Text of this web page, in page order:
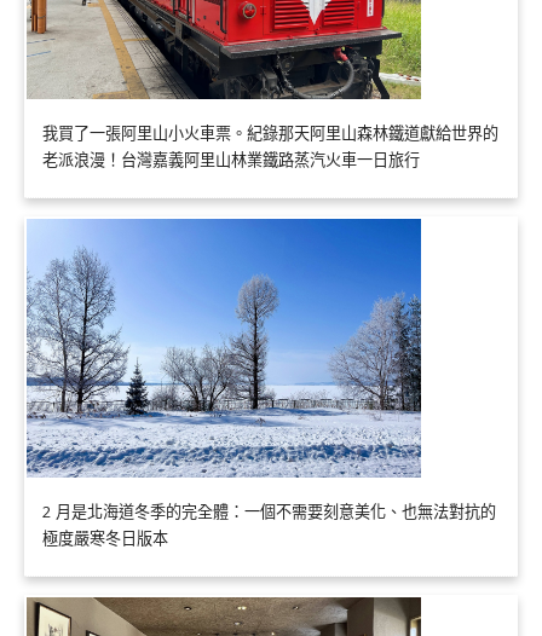
我買了一張阿里山小火車票。紀錄那天阿里山森林鐵道獻給世界的
老派浪漫！台灣嘉義阿里山林業鐵路蒸汽火車一日旅行
2 月是北海道冬季的完全體：一個不需要刻意美化、也無法對抗的
極度嚴寒冬日版本